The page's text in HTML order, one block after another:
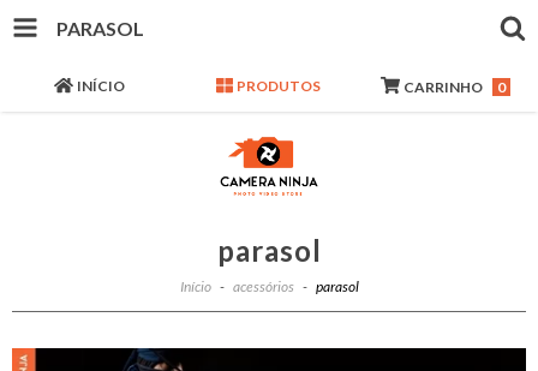
PARASOL
INÍCIO PRODUTOS CARRINHO 0
parasol
Início - acessórios - parasol